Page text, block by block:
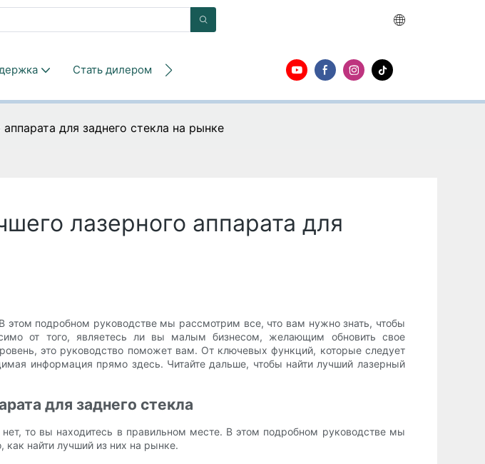
Стать дилером
для заднего стекла на рынке
лазерного аппарата для
подробном руководстве мы рассмотрим все, что вам нужно знать, чтобы
от того, являетесь ли вы малым бизнесом, желающим обновить свое
это руководство поможет вам. От ключевых функций, которые следует
информация прямо здесь. Читайте дальше, чтобы найти лучший лазерный
для заднего стекла
то вы находитесь в правильном месте. В этом подробном руководстве мы
как найти лучший из них на рынке.